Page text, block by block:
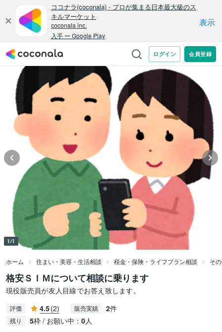
1/1
ホーム 住まい・美容・生活相談 税金・保険・ライフプラン相談 そ
格安ＳＩＭについて相談に乗ります
現役販売員が友人目線でお答え致します。
評価 4.5(2) 販売実績 2件
残り 5枠 / お願い中： 0人